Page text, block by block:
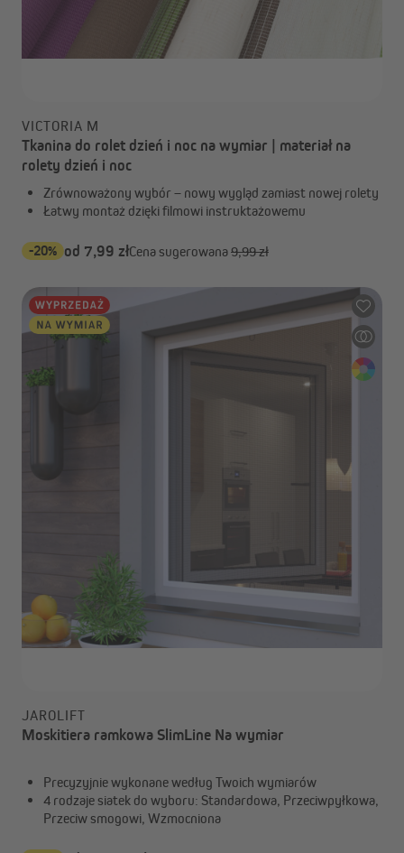
VICTORIA M
Tkanina do rolet dzień i noc na wymiar | materiał na
rolety dzień i noc
Zrównoważony wybór – nowy wygląd zamiast nowej rolety
Łatwy montaż dzięki filmowi instruktażowemu
-20% od 7,99 złCena sugerowana9,99 zł
JAROLIFT
Moskitiera ramkowa SlimLine Na wymiar
Precyzyjnie wykonane według Twoich wymiarów
4 rodzaje siatek do wyboru: Standardowa, Przeciwpyłkowa,
Przeciw smogowi, Wzmocniona